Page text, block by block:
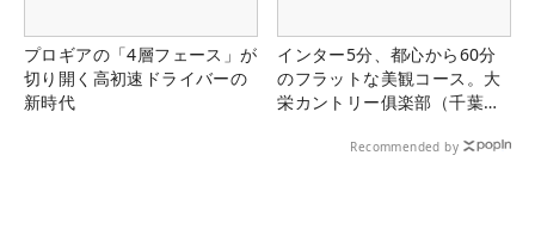
プロギアの「4層フェース」が
切り開く高初速ドライバーの
新時代
インター5分、都心から60分
のフラットな美観コース。大
栄カントリー俱楽部（千葉
Recommended by